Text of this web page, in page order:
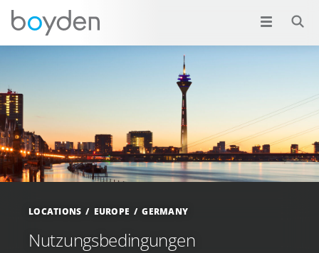
LOCATIONS EUROPE GERMANY
Nutzungsbedingungen